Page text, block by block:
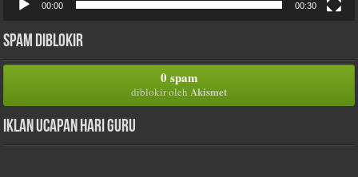
00:00 00:30
Spam Diblokir
0 spam
diblokir oleh Akismet
Iklan Ucapan Hari Guru